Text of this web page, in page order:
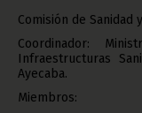
Comisión de Sanidad
Coordinador:
Infraestructuras
Ayecaba.
Miembros: